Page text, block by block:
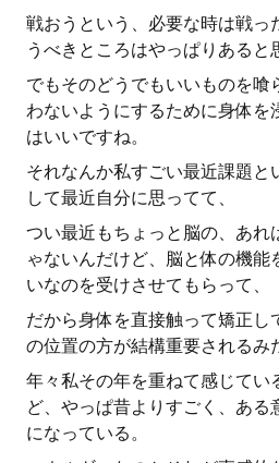
戦おうという、必要な時は戦っ
うべきところはやっぱりあると
でもそのどうでもいいものを喰
わないようにするために身体を
はいいですね。
それなんか私すごい最近課題と
して最近自分に思ってて、
つい最近もちょっと脳の、あれ
ゃないんだけど、脳と体の機能
いなのを受けさせてもらって、
だから身体を直接触って矯正し
の位置の方が結構重要されるみ
年々私その年を重ねて感じてい
ど、やっぱ昔よりすごく、あ
になっている。